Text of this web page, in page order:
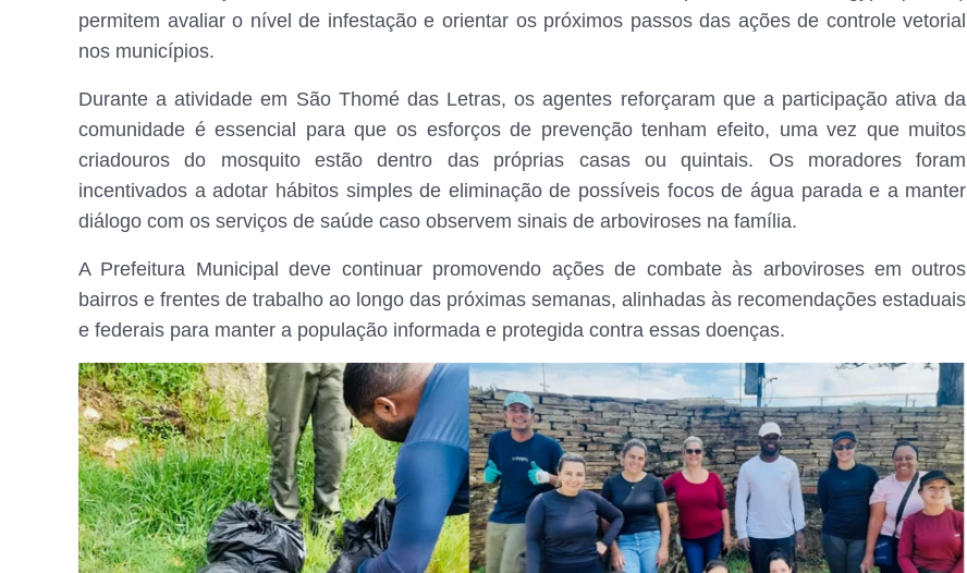
permitem avaliar o nível de infestação e orientar os próximos passos das ações de controle vetorial
nos municípios.
Durante a atividade em São Thomé das Letras, os agentes reforçaram que a participação ativa da
comunidade é essencial para que os esforços de prevenção tenham efeito, uma vez que muitos
criadouros do mosquito estão dentro das próprias casas ou quintais. Os moradores foram
incentivados a adotar hábitos simples de eliminação de possíveis focos de água parada e a manter
diálogo com os serviços de saúde caso observem sinais de arboviroses na família.
A Prefeitura Municipal deve continuar promovendo ações de combate às arboviroses em outros
bairros e frentes de trabalho ao longo das próximas semanas, alinhadas às recomendações estaduais
e federais para manter a população informada e protegida contra essas doenças.